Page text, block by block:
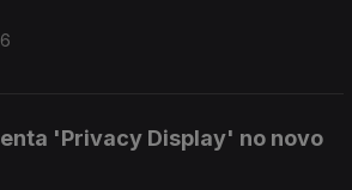
'Privacy Display' no novo